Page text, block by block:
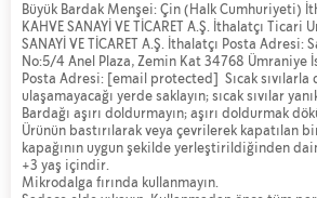
Büyük Bardak Menşei: Çin (Halk Cumhuriyeti)
KAHVE SANAYİ VE TİCARET A.Ş. İthalatçı Ticari
SANAYİ VE TİCARET A.Ş. İthalatçı Posta Adresi:
No:5/4 Anel Plaza, Zemin Kat 34768 Ümraniye
Posta Adresi: [email protected] Sıcak
ulaşamayacağı yerde saklayın; sıcak sıvılar
Bardağı aşırı doldurmayın; aşırı doldurmak
Ürünün bastırılarak veya çevrilerek kapatılan
kapağının uygun şekilde yerleştirildiğinden
+3 yaş içindir.
Mikrodalga fırında kullanmayın.